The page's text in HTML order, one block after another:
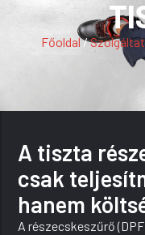
Főoldal/
A tiszta
csak
hanem
A részecskeszűrő